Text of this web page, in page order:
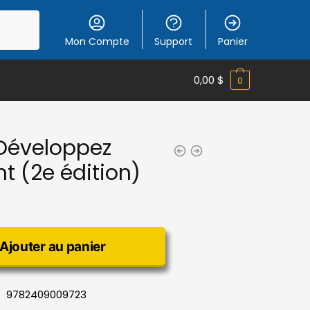
Mon Compte Support Panier
0,00 $ 0
(2e édition)
Ajouter au panier
9782409009723